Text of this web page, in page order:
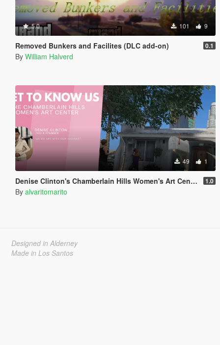
5.0 101 9
Removed Bunkers and Facilites (DLC add-on) 0.1
By William Halverd
49 1
Denise Clinton's Chamberlain Hills Women's Art Center 1.0
By alvaritomarito
Designed in Alderney
Made in Los Santos